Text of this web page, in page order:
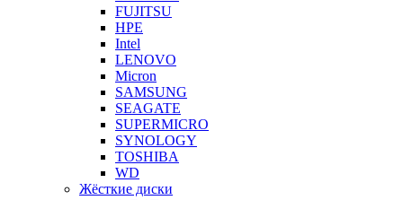
FUJITSU
HPE
Intel
LENOVO
Micron
SAMSUNG
SEAGATE
SUPERMICRO
SYNOLOGY
TOSHIBA
WD
Жёсткие диски